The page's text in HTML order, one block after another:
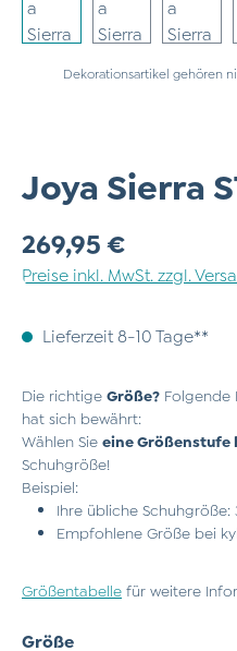
Dekorationsartikel gehören
Joya Sierra
Regulärer Preis:
269,95 €
Preise inkl. MwSt. zzgl.
Lieferzeit 8-10 Tage**
Die richtige Größe? Folgende
hat sich bewährt:
Wählen Sie eine Größenstufe
Schuhgröße!
Beispiel:
Ihre übliche Schuhgröße:
Empfohlene Größe bei
Größentabelle für weitere
Größeauswählen